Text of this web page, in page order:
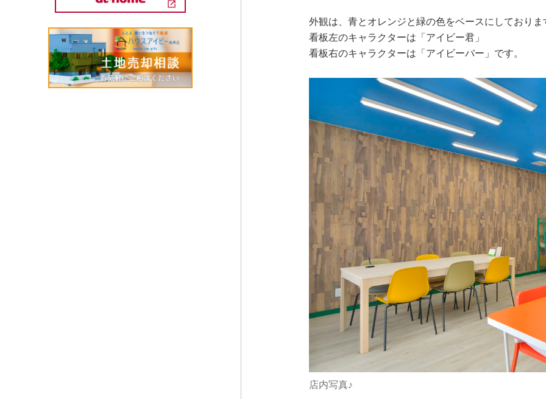
外観は、青とオレンジと緑の色をベースにしておりま
看板左のキャラクターは「アイビー君」
看板右のキャラクターは「アイビーバー」です。
店内写真♪